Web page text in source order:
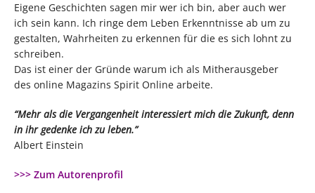
Eigene Geschichten sagen mir wer ich bin, aber auch wer
ich sein kann. Ich ringe dem Leben Erkenntnisse ab um zu
gestalten, Wahrheiten zu erkennen für die es sich lohnt zu
schreiben.
Das ist einer der Gründe warum ich als Mitherausgeber
des online Magazins Spirit Online arbeite.
“Mehr als die Vergangenheit interessiert mich die Zukunft, denn
in ihr gedenke ich zu leben.”
Albert Einstein
>>> Zum Autorenprofil